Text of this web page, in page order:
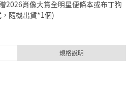
2026肖像大賞全明星便條本或布丁狗
隨機出貨*1個)
規格說明